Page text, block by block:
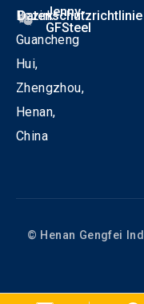
Bezirk
Guancheng
Hui,
Zhengzhou,
Henan,
China
Jenny-
GFSteel
Datenschutzrichtlinie
© Henan Gengfei